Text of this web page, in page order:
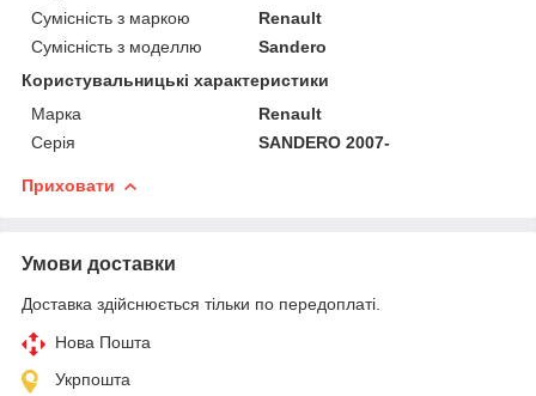
Сумісність з маркою
Renault
Сумісність з моделлю
Sandero
Користувальницькі характеристики
Марка
Renault
Серія
SANDERO 2007-
Приховати
Умови доставки
Доставка здійснюється тільки по передоплаті.
Нова Пошта
Укрпошта